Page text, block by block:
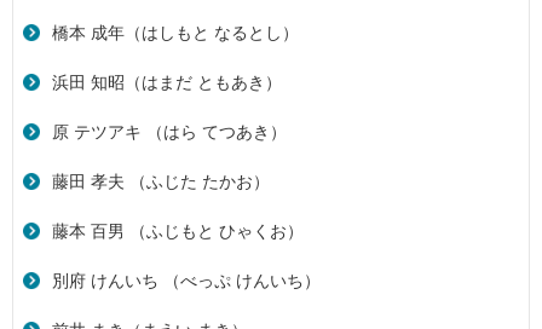
橋本 成年（はしもと なるとし）
浜田 知昭（はまだ ともあき）
原 テツアキ （はら てつあき）
藤田 孝夫 （ふじた たかお）
藤本 百男 （ふじもと ひゃくお）
別府 けんいち （べっぷ けんいち）